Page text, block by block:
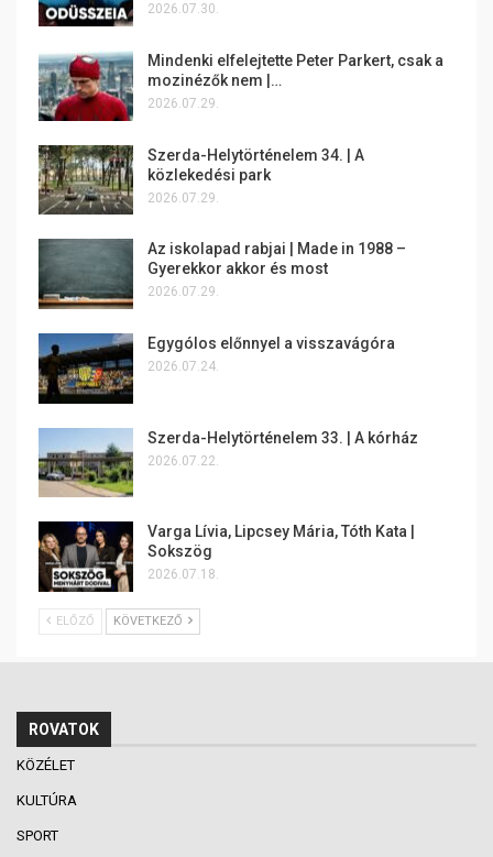
2026.07.30.
Mindenki elfelejtette Peter Parkert, csak a
mozinézők nem |…
2026.07.29.
Szerda-Helytörténelem 34. | A
közlekedési park
2026.07.29.
Az iskolapad rabjai | Made in 1988 –
Gyerekkor akkor és most
2026.07.29.
Egygólos előnnyel a visszavágóra
2026.07.24.
Szerda-Helytörténelem 33. | A kórház
2026.07.22.
Varga Lívia, Lipcsey Mária, Tóth Kata |
Sokszög
2026.07.18.
ELŐZŐ KÖVETKEZŐ
ROVATOK
KÖZÉLET
KULTÚRA
SPORT